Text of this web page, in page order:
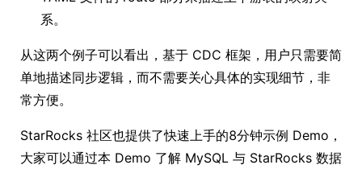
系。
从这两个例子可以看出，基于 CDC 框架，用户只需要简
单地描述同步逻辑，而不需要关心具体的实现细节，非
常方便。
StarRocks 社区也提供了快速上手的8分钟示例 Demo，
大家可以通过本 Demo 了解 MySQL 与 StarRocks 数据